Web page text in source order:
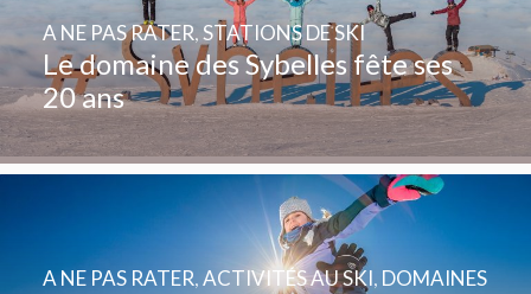
Le domaine des Sybelles fête ses
20 ans
A NE PAS RATER,STATIONS DE SKI
A NE PAS RATER,ACTIVITÉS AU SKI, DOMAINES